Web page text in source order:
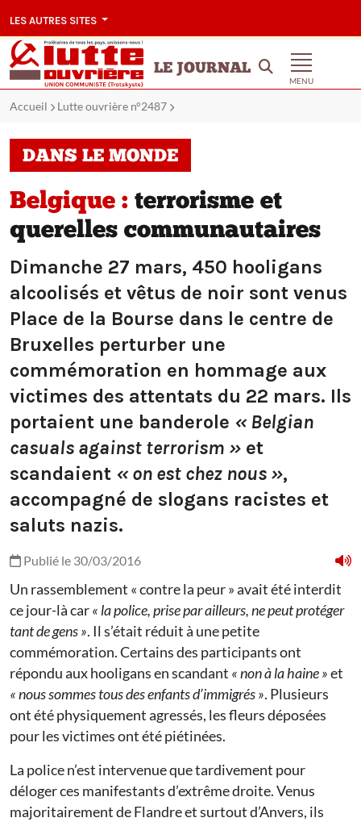
LES AUTRES SITES
LE JOURNAL
MENU
Accueil Lutte ouvrière n°2487
DANS LE MONDE
Belgique : terrorisme et
querelles communautaires
Dimanche 27 mars, 450 hooligans
alcoolisés et vêtus de noir sont venus
Place de la Bourse dans le centre de
Bruxelles perturber une
commémoration en hommage aux
victimes des attentats du 22 mars. Ils
portaient une banderole « Belgian
casuals against terrorism » et
scandaient « on est chez nous »,
accompagné de slogans racistes et
saluts nazis.
Publié le 30/03/2016
Un rassemblement « contre la peur » avait été interdit
ce jour-là car« la police, prise par ailleurs, ne peut protéger
tant de gens ». Il s’était réduit à une petite
commémoration. Certains des participants ont
répondu aux hooligans en scandant « non à la haine »et
« nous sommes tous des enfants d’immigrés ». Plusieurs
ont été physiquement agressés, les fleurs déposées
pour les victimes ont été piétinées.
La police n’est intervenue que tardivement pour
déloger ces manifestants d’extrême droite. Venus
majoritairement de Flandre et surtout d’Anvers, ils